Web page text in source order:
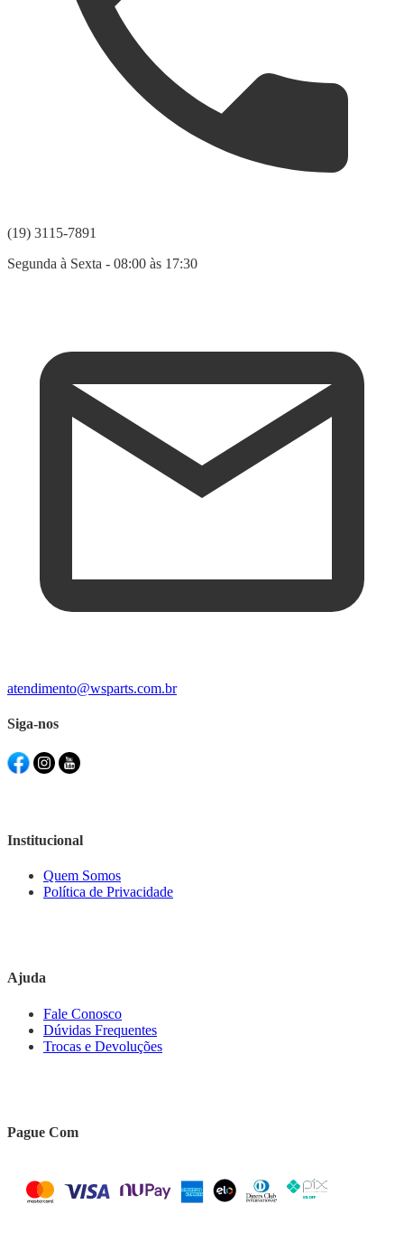
(19) 3115-7891
Segunda à Sexta - 08:00 às 17:30
atendimento@wsparts.com.br
Siga-nos
Institucional
Quem Somos
Política de Privacidade
Ajuda
Fale Conosco
Dúvidas Frequentes
Trocas e Devoluções
Pague Com